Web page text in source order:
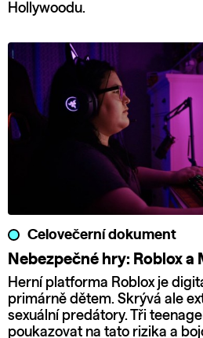
Hollywoodu.
Celovečerní dokument
Nebezpečné hry: Roblox a
Herní platforma Roblox je
primárně dětem. Skrývá ale
sexuální predátory. Tři
poukazovat na tato rizika a